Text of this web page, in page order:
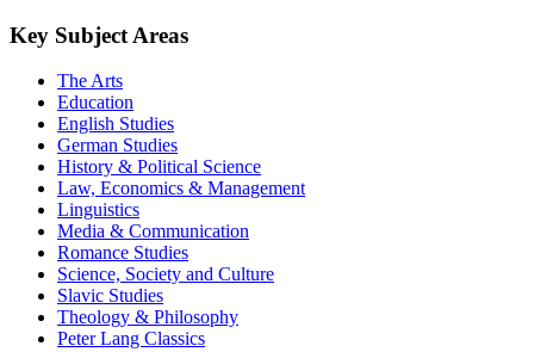
Key Subject Areas
The Arts
Education
English Studies
German Studies
History & Political Science
Law, Economics & Management
Linguistics
Media & Communication
Romance Studies
Science, Society and Culture
Slavic Studies
Theology & Philosophy
Peter Lang Classics